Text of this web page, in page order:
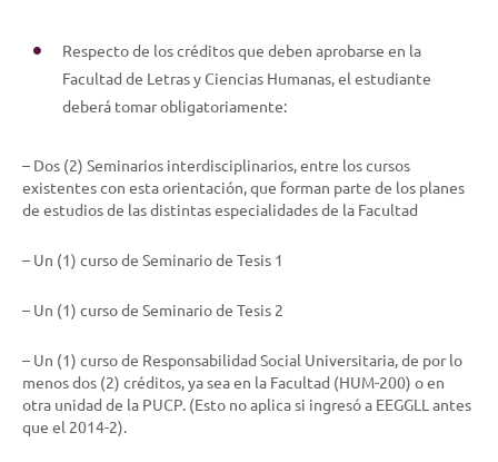
Respecto de los créditos que deben aprobarse en la
Facultad de Letras y Ciencias Humanas, el estudiante
deberá tomar obligatoriamente:
– Dos (2) Seminarios interdisciplinarios, entre los cursos
existentes con esta orientación, que forman parte de los planes
de estudios de las distintas especialidades de la Facultad
– Un (1) curso de Seminario de Tesis 1
– Un (1) curso de Seminario de Tesis 2
– Un (1) curso de Responsabilidad Social Universitaria, de por lo
menos dos (2) créditos, ya sea en la Facultad (HUM-200) o en
otra unidad de la PUCP. (Esto no aplica si ingresó a EEGGLL antes
que el 2014-2).